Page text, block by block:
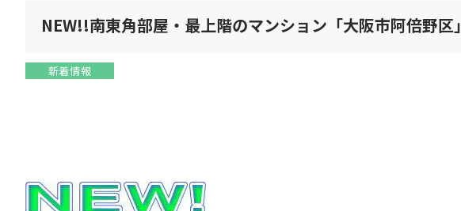
NEW!!南東角部屋・最上階のマンション「大阪市阿倍野区」
新着情報